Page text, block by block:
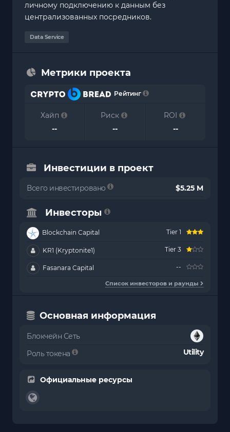
личному подключению к данным без
централизованных посредников.
Data Service
Метрики проекта
Рейтинг
Хайп
--
Риск
--
ROI
--
Инвестиции в проект
Всего инвестировано $5.25 M
Инвесторы
Blockchain Capital Tier 1
KR1 (Kryptonite1) Tier 3
Fasanara Capital --
Список инвесторов и раунды
Основная информация
Блокчейн Сеть
Роль токена
Utility
Официальные ресурсы